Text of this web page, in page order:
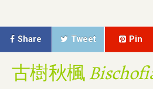
Share Tweet Pin
古樹秋楓